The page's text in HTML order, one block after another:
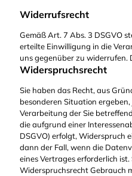
Widerrufsrecht
Gemäß Art. 7 Abs. 3 DSGVO
erteilte Einwilligung in die
uns gegenüber zu widerrufen.
Widerspruchsrecht
Sie haben das Recht, aus
besonderen Situation
Verarbeitung der Sie
die aufgrund einer
DSGVO) erfolgt, Widerspruch
dann der Fall, wenn die
eines Vertrages erforderlich ist.
Widerspruchsrecht Gebrauch